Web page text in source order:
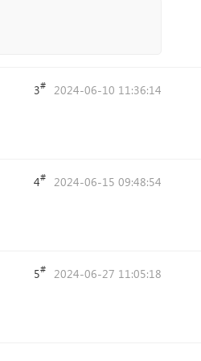
3# 2024-06-10 11:36:14
4# 2024-06-15 09:48:54
5# 2024-06-27 11:05:18